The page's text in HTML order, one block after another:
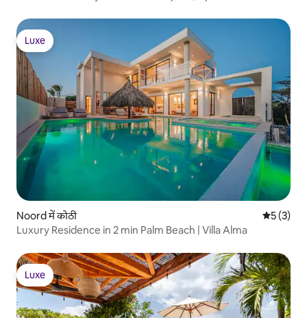
Luxe
Luxe
Noord में कोठी औसत रेटिंग
5 (3)
Luxury Residence in 2 min Palm Beach | Villa Alma
Luxe
Luxe